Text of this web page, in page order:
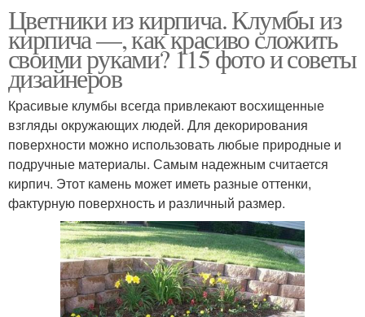
Цветники из кирпича. Клумбы из
кирпича —, как красиво сложить
своими руками? 115 фото и советы
дизайнеров
Красивые клумбы всегда привлекают восхищенные
взгляды окружающих людей. Для декорирования
поверхности можно использовать любые природные и
подручные материалы. Самым надежным считается
кирпич. Этот камень может иметь разные оттенки,
фактурную поверхность и различный размер.